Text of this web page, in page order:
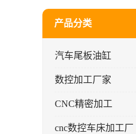
产品分类
汽车尾板油缸
数控加工厂家
CNC精密加工
cnc数控车床加工厂